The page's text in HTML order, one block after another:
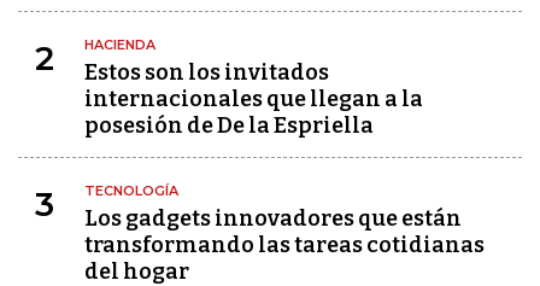
2 HACIENDA
Estos son los invitados
internacionales que llegan a la
posesión de De la Espriella
3 TECNOLOGÍA
Los gadgets innovadores que están
transformando las tareas cotidianas
del hogar